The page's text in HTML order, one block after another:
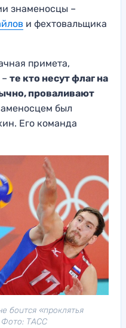
знаменосцы –
и фехтовальщика
примета,
те кто несут флаг на
проваливают
был
Его команда
боится «проклятья
Фото: ТАСС